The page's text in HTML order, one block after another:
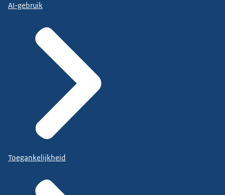
AI-gebruik
Toegankelijkheid